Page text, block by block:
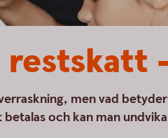
men vad
och kan man